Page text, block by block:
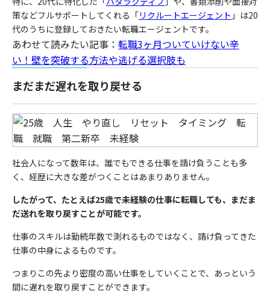
策などフルサポートしてくれる「リクルートエージェント 」は20
代のうちに登録しておきたい転職エージェントです。
あわせて読みたい記事： 転職3ヶ月ついていけない辛
い！壁を突破する方法や逃げる選択肢も
まだまだ遅れを取り戻せる
社会人になって数年は、誰でもできる仕事を請け負うことも多
く、経歴に大きな差がつくことはあまりありません。
したがって、たとえば25歳で未経験の仕事に転職しても、まだま
だ送れを取り戻すことが可能です。
仕事のスキルは勤続年数で測れるものではなく、請け負ってきた
仕事の中身によるものです。
つまりこの先より密度の高い仕事をしていくことで、あっという
間に遅れを取り戻すことができます。